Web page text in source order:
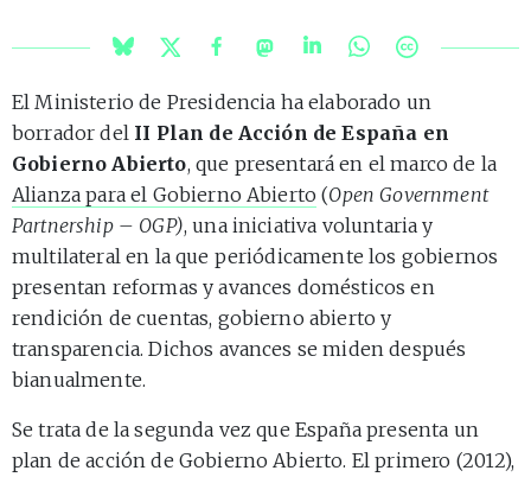
El Ministerio de Presidencia ha elaborado un
borrador del II Plan de Acción de España en
Gobierno Abierto, que presentará en el marco de la
Alianza para el Gobierno Abierto (Open Government
Partnership – OGP), una iniciativa voluntaria y
multilateral en la que periódicamente los gobiernos
presentan reformas y avances domésticos en
rendición de cuentas, gobierno abierto y
transparencia. Dichos avances se miden después
bianualmente.
Se trata de la segunda vez que España presenta un
plan de acción de Gobierno Abierto. El primero (2012),